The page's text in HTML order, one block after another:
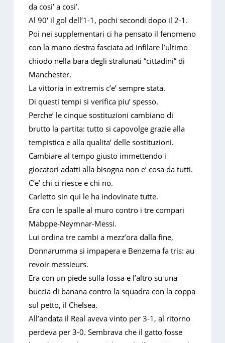
da cosi’ a cosi’.
Al 90′ il gol dell’1-1, pochi secondi dopo il 2-1.
Poi nei supplementari ci ha pensato il fenomeno
con la mano destra fasciata ad infilare l’ultimo
chiodo nella bara degli stralunati “cittadini” di
Manchester.
La vittoria in extremis c’e’ sempre stata.
Di questi tempi si verifica piu’ spesso.
Perche’ le cinque sostituzioni cambiano di
brutto la partita: tutto si capovolge grazie alla
tempistica e alla qualita’ delle sostituzioni.
Cambiare al tempo giusto immettendo i
giocatori adatti alla bisogna non e’ cosa da tutti.
C’e’ chi ci riesce e chi no.
Carletto sin qui le ha indovinate tutte.
Era con le spalle al muro contro i tre compari
Mabppe-Neymnar-Messi.
Lui ordina tre cambi a mezz’ora dalla fine,
Donnarumma si impapera e Benzema fa tris: au
revoir messieurs.
Era con un piede sulla fossa e l’altro su una
buccia di banana contro la squadra con la coppa
sul petto, il Chelsea.
All’andata il Real aveva vinto per 3-1, al ritorno
perdeva per 3-0. Sembrava che il gatto fosse